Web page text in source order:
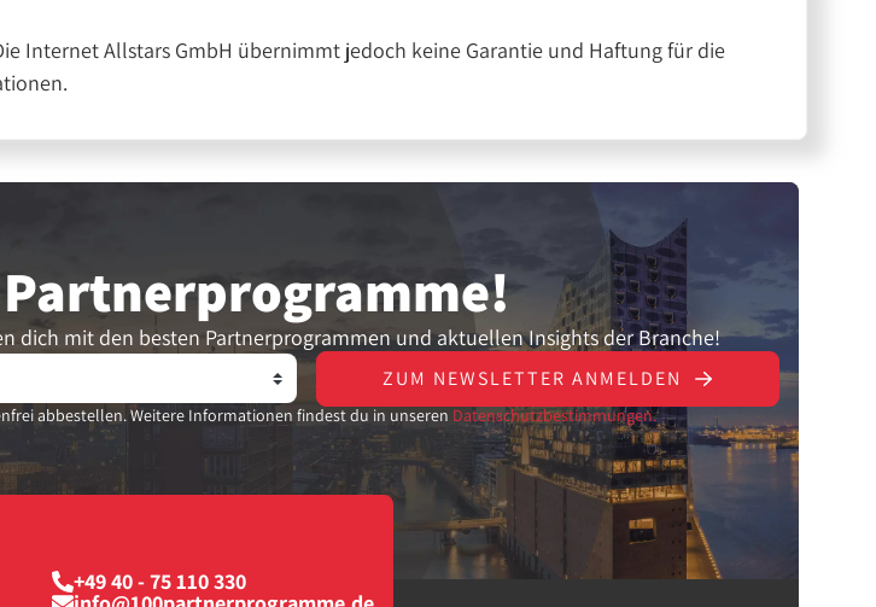
Internet Allstars GmbH übernimmt jedoch keine Garantie und Haftung für die
dich mit den besten Partnerprogrammen und aktuellen Insights der Branche!
ZUM NEWSLETTER ANMELDEN
abbestellen. Weitere Informationen findest du in unseren Datenschutzbestimmungen.
+49 40 - 75 110 330